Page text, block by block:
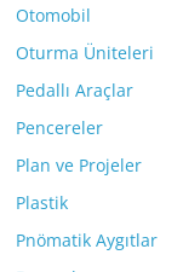
Otomobil
Oturma Üniteleri
Pedallı Araçlar
Pencereler
Plan ve Projeler
Plastik
Pnömatik Aygıtlar